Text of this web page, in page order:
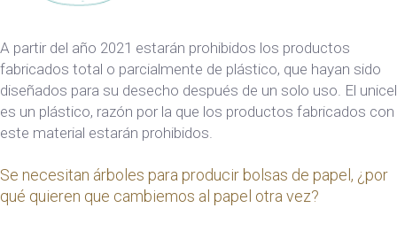
A partir del año 2021 estarán prohibidos los productos
fabricados total o parcialmente de plástico, que hayan sido
diseñados para su desecho después de un solo uso. El unicel
es un plástico, razón por la que los productos fabricados con
este material estarán prohibidos.
Se necesitan árboles para producir bolsas de papel, ¿por
qué quieren que cambiemos al papel otra vez?